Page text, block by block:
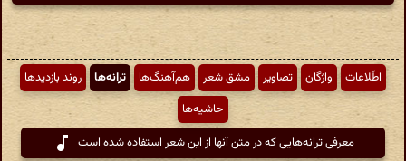
اطّلاعات واژگان تصاویر مشق شعر هم‌آهنگ‌ها ترانه‌ها
روند بازدیدها
حاشیه‌ها
معرفی ترانه‌هایی که در متن آنها از این شعر استفاده شده است